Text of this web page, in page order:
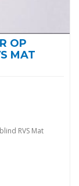
OP
MAT
RVS Mat